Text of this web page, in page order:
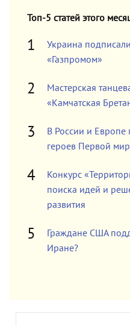
Топ-5 статей этого
Украина
«Газпромом»
Мастерская
«Камчатская
В России и Европе
героев Первой
Конкурс
поиска идей и
развития
Граждане США
Иране?